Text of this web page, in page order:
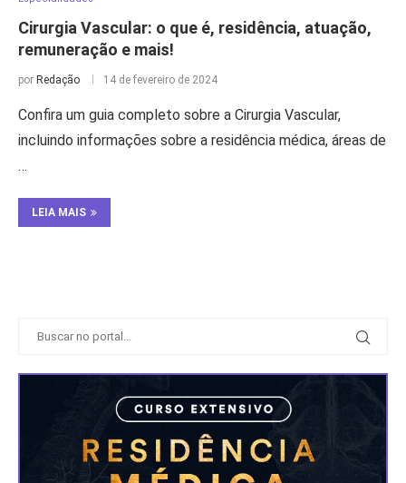
Cirurgia Vascular: o que é, residência, atuação,
remuneração e mais!
por Redação 14 de fevereiro de 2024
Confira um guia completo sobre a Cirurgia Vascular,
incluindo informações sobre a residência médica, áreas de
…
LEIA MAIS